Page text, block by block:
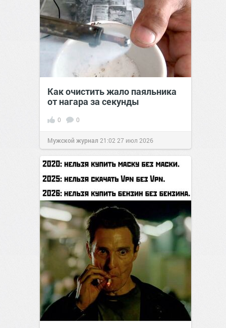
Как очистить жало паяльника
от нагара за секунды
0 0
Мужской журнал 21:02 27 июл 2026